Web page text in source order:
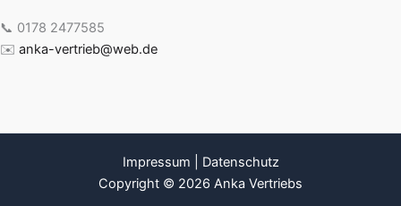
📞 0178 2477585
✉️ anka-vertrieb@web.de
Impressum
Datenschutz
Copyright © 2026 Anka Vertriebs